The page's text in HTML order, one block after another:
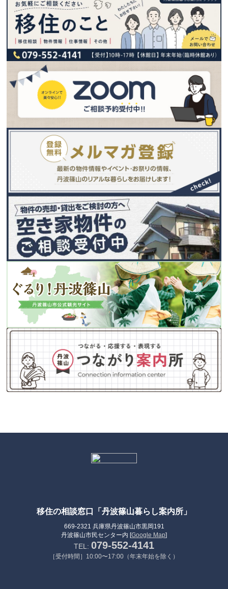
移住の相談窓口「丹波篠山暮らし案内所」
669-2321 兵庫県丹波篠山市黒岡191
丹波篠山市民センター内 [Google Map]
TEL: 079-552-4141
［受付時間］10:00〜17:00（年末年始を除く）